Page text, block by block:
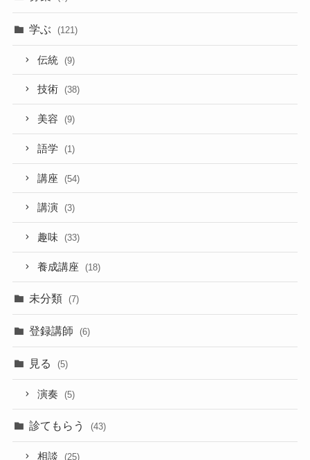
学ぶ (121)
伝統 (9)
技術 (38)
美容 (9)
語学 (1)
講座 (54)
講演 (3)
趣味 (33)
養成講座 (18)
未分類 (7)
登録講師 (6)
見る (5)
演奏 (5)
診てもらう (43)
相談 (25)